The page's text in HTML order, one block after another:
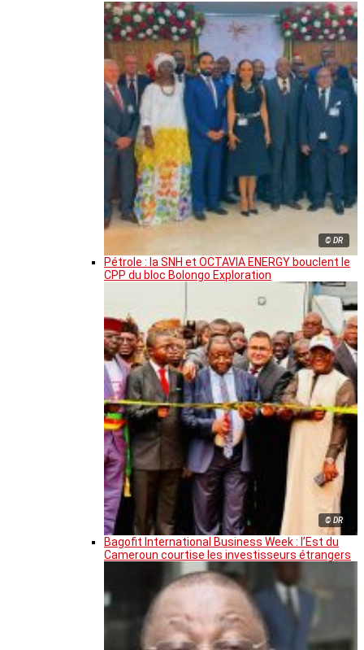
© DR
Pétrole : la SNH et OCTAVIA ENERGY bouclent le
CPP du bloc Bolongo Exploration
© DR
Bagofit International Business Week : l’Est du
Cameroun courtise les investisseurs étrangers